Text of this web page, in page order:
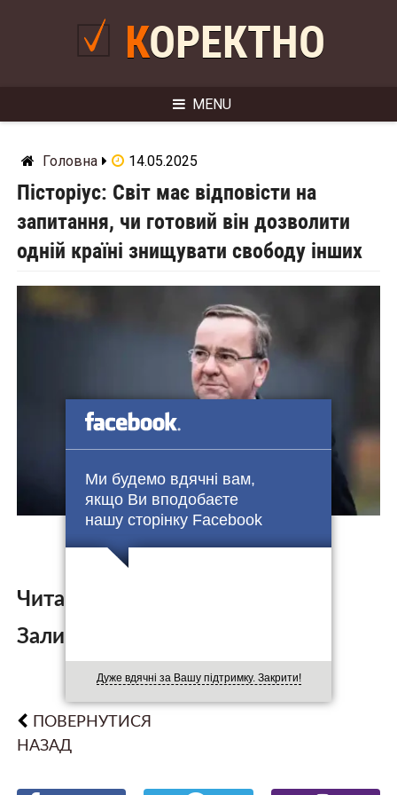
Ми будемо вдячні вам,
якщо Ви вподобаєте
нашу сторінку Facebook
Дуже вдячні за Вашу підтримку. Закрити!
КОРЕКТНО
MENU
Головна 14.05.2025
Пісторіус: Світ має відповісти на
запитання, чи готовий він дозволити
одній країні знищувати свободу інших
Читайте також:
Залишити коментар:
ПОВЕРНУТИСЯ
НАЗАД